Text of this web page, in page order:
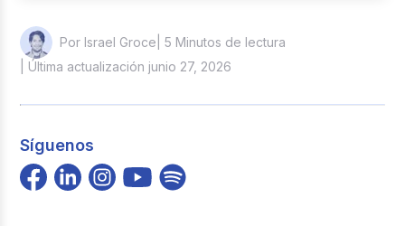
Por Israel Groce | 5 Minutos de lectura
| Última actualización junio 27, 2026
Síguenos